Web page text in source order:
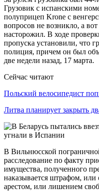
Грузовик с испанскими
полуприцеп Krone с
вопросов не возникло, а
насторожил. В ходе
пропуска установили, что
полиция, причем он был
две недели назад, 17 марта.
Сейчас читают
Польский велосипедист
Литва планирует закрыть
В Вильнюсской
расследование по факту
имущества, полученного
наказывается штрафом,
арестом, или лишением